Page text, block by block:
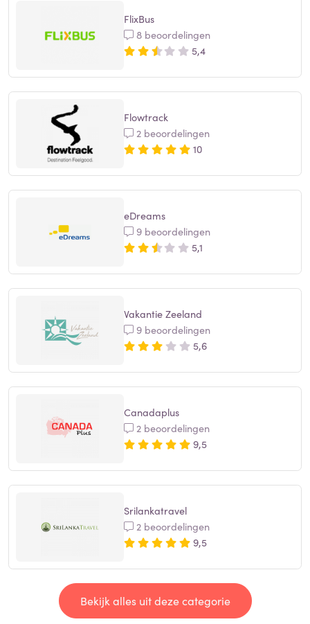
FlixBus
8 beoordelingen
5,4
Flowtrack
2 beoordelingen
10
eDreams
9 beoordelingen
5,1
Vakantie Zeeland
9 beoordelingen
5,6
Canadaplus
2 beoordelingen
9,5
Srilankatravel
2 beoordelingen
9,5
Bekijk alles uit deze categorie